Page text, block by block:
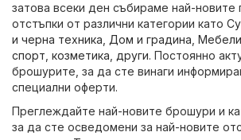
затова всеки ден събираме най-новите
отстъпки от различни категории като
и черна техника Дом и градина Мебели
спорт козметика други. Постоянно
брошурите, за да сте винаги
специални оферти.
Преглеждайте най-новите брошури и
за да сте осведомени за най-новите